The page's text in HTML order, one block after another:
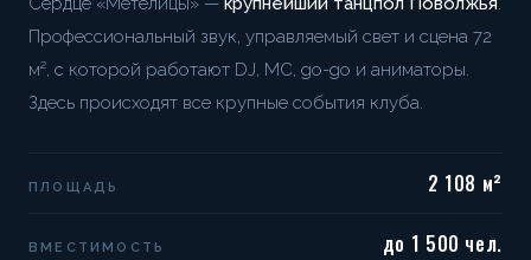
Профессиональный звук, управляемый свет и сцена 72
м², с которой работают DJ, MC, go-go и аниматоры.
Здесь происходят все крупные события клуба.
ПЛОЩАДЬ 2 108 м²
ВМЕСТИМОСТЬ до 1 500 чел.